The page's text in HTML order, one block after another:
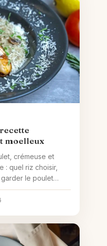
moelleux
crémeuse et
: quel riz choisir,
garder le poulet
finale sans crème.